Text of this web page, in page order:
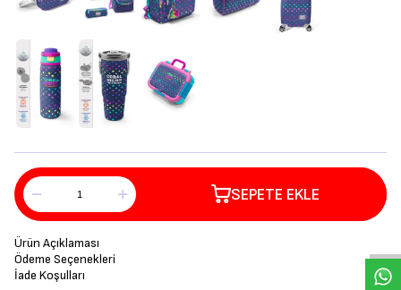
SEPETE EKLE
Ürün Açıklaması
Ödeme Seçenekleri
İade Koşulları